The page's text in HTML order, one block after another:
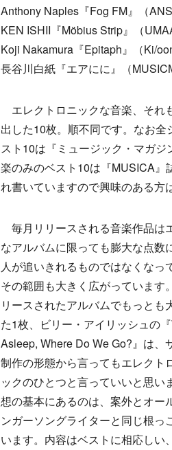
Anthony Naples『Fog FM』（ANS
KEN ISHII『Möbius Strip』（
Koji Nakamura『Epitaph』（Ki/oon
長谷川白紙『エアにに』（
エレクトロニックな音楽、それ
出した10枚。順不同です。なお全
スト10は『ミュージック・マガジ
楽のみのベスト10は『MUSICA』
れ書いていますので興味のある方
毎月リリースされる音楽作品は
なアルバムに限っても膨大な点数
人が追いきれるものではなくなっ
その範囲も大きく広がっています
リースされたアルバムでもっとも
た1枚、ビリー・アイリッシュの
Asleep, Where Do We Go?』は、
制作の形態から言ってもエレクト
ックのひとつと言っていいと思い
想の基本にあるのは、案外とオー
ンガーソングライターと同じ根っ
います。内容はベストに相応しい